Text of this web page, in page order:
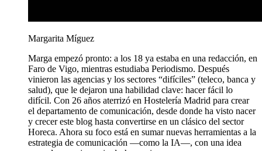
Margarita Míguez
Marga empezó pronto: a los 18 ya estaba en una redacción, en
Faro de Vigo, mientras estudiaba Periodismo. Después
vinieron las agencias y los sectores “difíciles” (teleco, banca y
salud), que le dejaron una habilidad clave: hacer fácil lo
difícil. Con 26 años aterrizó en Hostelería Madrid para crear
el departamento de comunicación, desde donde ha visto nacer
y crecer este blog hasta convertirse en un clásico del sector
Horeca. Ahora su foco está en sumar nuevas herramientas a la
estrategia de comunicación —como la IA—, con una idea